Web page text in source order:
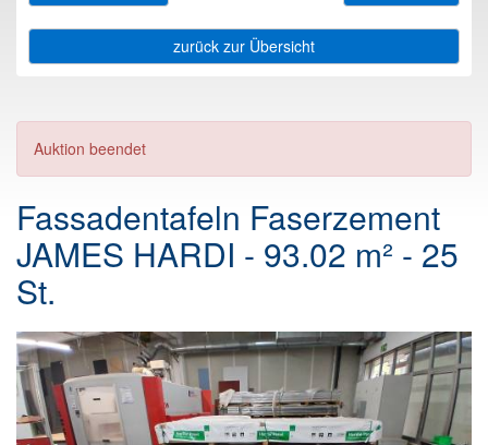
zurück zur Übersicht
Auktion beendet
Fassadentafeln Faserzement
JAMES HARDI - 93.02 m² - 25
St.